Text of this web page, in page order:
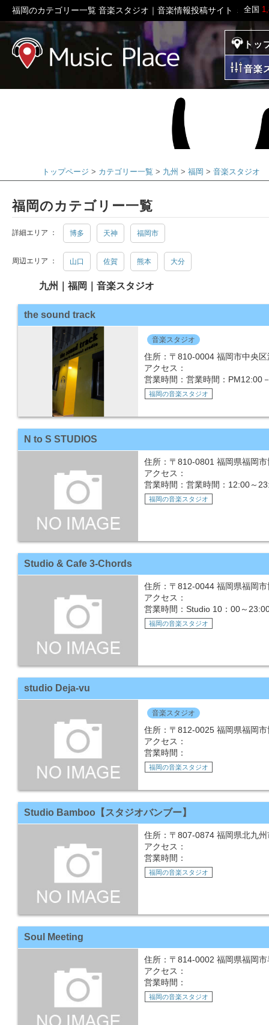
全国
福岡のカテゴリー一覧 音楽スタジオ｜音楽情報投稿サイト ミュー
ミュージックプレイ
トッ
音楽
トップページ カテゴリー一覧 九州 福岡 音楽スタジオ
福岡のカテゴリー一覧
詳細エリア ： 博多 天神 福岡市
周辺エリア ： 山口 佐賀 熊本 大分
九州｜福岡｜音楽スタジオ
the sound track
音楽スタジオ
住所：〒810-0004 福岡市中央
アクセス：
営業時間：営業時間：PM12:00
福岡の音楽スタジオ
N to S STUDIOS
住所：〒810-0801 福岡県福岡
アクセス：
営業時間：営業時間：12:00～
福岡の音楽スタジオ
Studio & Cafe 3-Chords
住所：〒812-0044 福岡県福岡
アクセス：
営業時間：Studio 10：00～
福岡の音楽スタジオ
studio Deja-vu
音楽スタジオ
住所：〒812-0025 福岡県福岡
アクセス：
営業時間：
福岡の音楽スタジオ
Studio Bamboo【スタジオバンブー】
住所：〒807-0874 福岡県北九
アクセス：
営業時間：
福岡の音楽スタジオ
Soul Meeting
住所：〒814-0002 福岡県福岡
アクセス：
営業時間：
福岡の音楽スタジオ